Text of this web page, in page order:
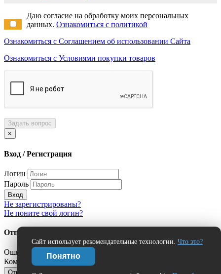
Сайт использует рекомендательные технологии. Что это?
Понятно
Даю согласие на обработку моих персональных
данных. Ознакомиться с политикой
Ознакомиться с Соглашением об использовании Сайта
Ознакомиться с Условиями покупки товаров
Задать вопрос
×
Вход / Регистрация
Логин
Пароль
Вход
Не зарегистрированы?
Не поните свой логин?
Отправить сообщение об ошибке?
Ошибка:
Комментарий (дополнительно)
Отправить